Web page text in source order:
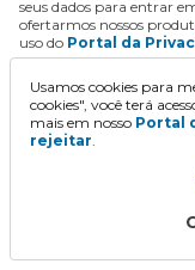
seus dados para entrar
ofertarmos nossos
uso do Portal da
Usamos cookies para
cookies", você terá
mais em nosso Portal
rejeitar.